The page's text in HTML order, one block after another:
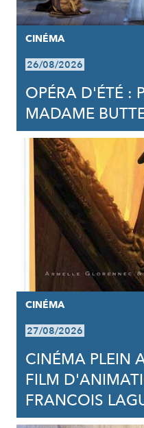
CINÉMA
26/08/2026
OPÉRA D'ÉTÉ :
MADAME
CINÉMA
27/08/2026
CINÉMA PLEIN
FILM
FRANCOIS